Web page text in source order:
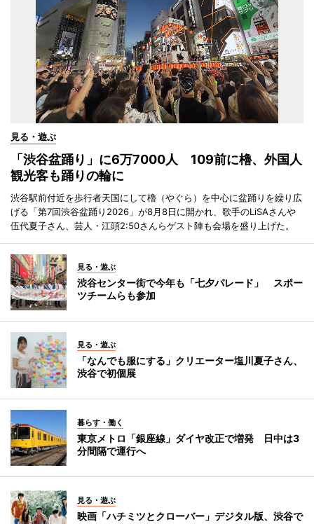
見る・遊ぶ
「渋谷盆踊り」に6万7000人 109前に櫓、外国人
観光客も踊りの輪に
渋谷駅前付近を歩行者天国にして櫓（やぐら）を中心に盆踊りを繰り広
げる「第7回渋谷盆踊り2026」が8月8日に開かれ、歌手のLiSAさんや
伍代夏子さん、芸人・江頭2:50さんらゲスト陣も会場を盛り上げた。
見る・遊ぶ
渋谷センター街で今年も「七夕パレード」 スポー
ツチームらも参加
見る・遊ぶ
「なんでも服にする」クリエーター塩川夏子さん、
渋谷で初個展
暮らす・働く
東京メトロ「銀座線」ダイヤ改正で増発 日中は3
分間隔で運行へ
見る・遊ぶ
映画「ハチミツとクローバー」デジタル版、渋谷で